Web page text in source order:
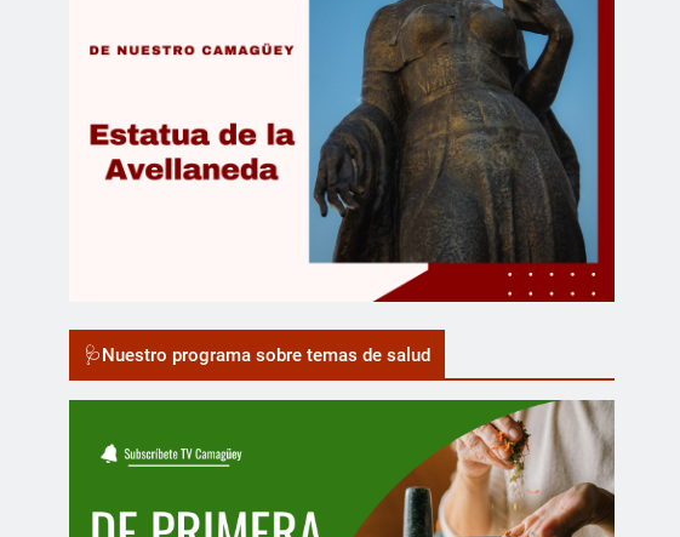
🩺Nuestro programa sobre temas de salud